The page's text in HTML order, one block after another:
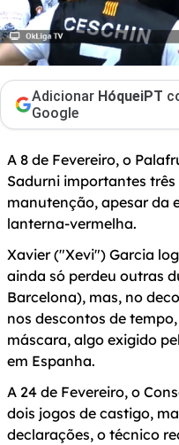
Adicionar HóqueiPT
Google
A 8 de Fevereiro, o
Sadurni importantes
manutenção, apesar da
lanterna-vermelha.
Xavier ("Xevi") Garcia
ainda só perdeu outras
Barcelona), mas, no
nos descontos de
máscara, algo exigido
em Espanha.
A 24 de Fevereiro, o
dois jogos de castigo,
declarações, o técnico